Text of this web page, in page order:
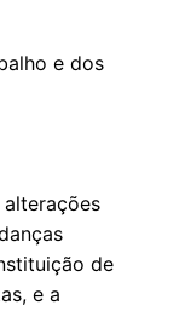
e dos
de
e a